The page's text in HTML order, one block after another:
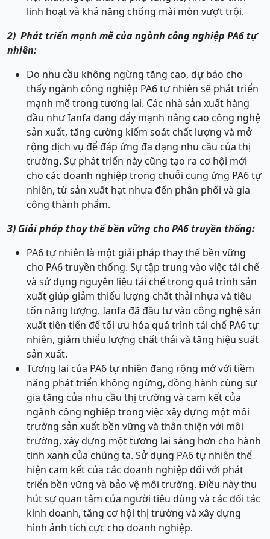
linh hoạt và khả năng chống mài mòn vượt trội.
2) Phát triển mạnh mẽ của ngành công nghiệp PA6 tự
nhiên:
Do nhu cầu không ngừng tăng cao, dự báo cho
thấy ngành công nghiệp PA6 tự nhiên sẽ phát triển
mạnh mẽ trong tương lai. Các nhà sản xuất hàng
đầu như Ianfa đang đẩy mạnh nâng cao công nghệ
sản xuất, tăng cường kiểm soát chất lượng và mở
rộng dịch vụ để đáp ứng đa dạng nhu cầu của thị
trường. Sự phát triển này cũng tạo ra cơ hội mới
cho các doanh nghiệp trong chuỗi cung ứng PA6 tự
nhiên, từ sản xuất hạt nhựa đến phân phối và gia
công thành phẩm.
3) Giải pháp thay thế bền vững cho PA6 truyền thống:
PA6 tự nhiên là một giải pháp thay thế bền vững
cho PA6 truyền thống. Sự tập trung vào việc tái chế
và sử dụng nguyên liệu tái chế trong quá trình sản
xuất giúp giảm thiểu lượng chất thải nhựa và tiêu
tốn năng lượng. Ianfa đã đầu tư vào công nghệ sản
xuất tiên tiến để tối ưu hóa quá trình tái chế PA6 tự
nhiên, giảm thiểu lượng chất thải và tăng hiệu suất
sản xuất.
Tương lai của PA6 tự nhiên đang rộng mở với tiềm
năng phát triển không ngừng, đồng hành cùng sự
gia tăng của nhu cầu thị trường và cam kết của
ngành công nghiệp trong việc xây dựng một môi
trường sản xuất bền vững và thân thiện với môi
trường, xây dựng một tương lai sáng hơn cho hành
tinh xanh của chúng ta. Sử dụng PA6 tự nhiên thể
hiện cam kết của các doanh nghiệp đối với phát
triển bền vững và bảo vệ môi trường. Điều này thu
hút sự quan tâm của người tiêu dùng và các đối tác
kinh doanh, tăng cơ hội thị trường và xây dựng
hình ảnh tích cực cho doanh nghiệp.